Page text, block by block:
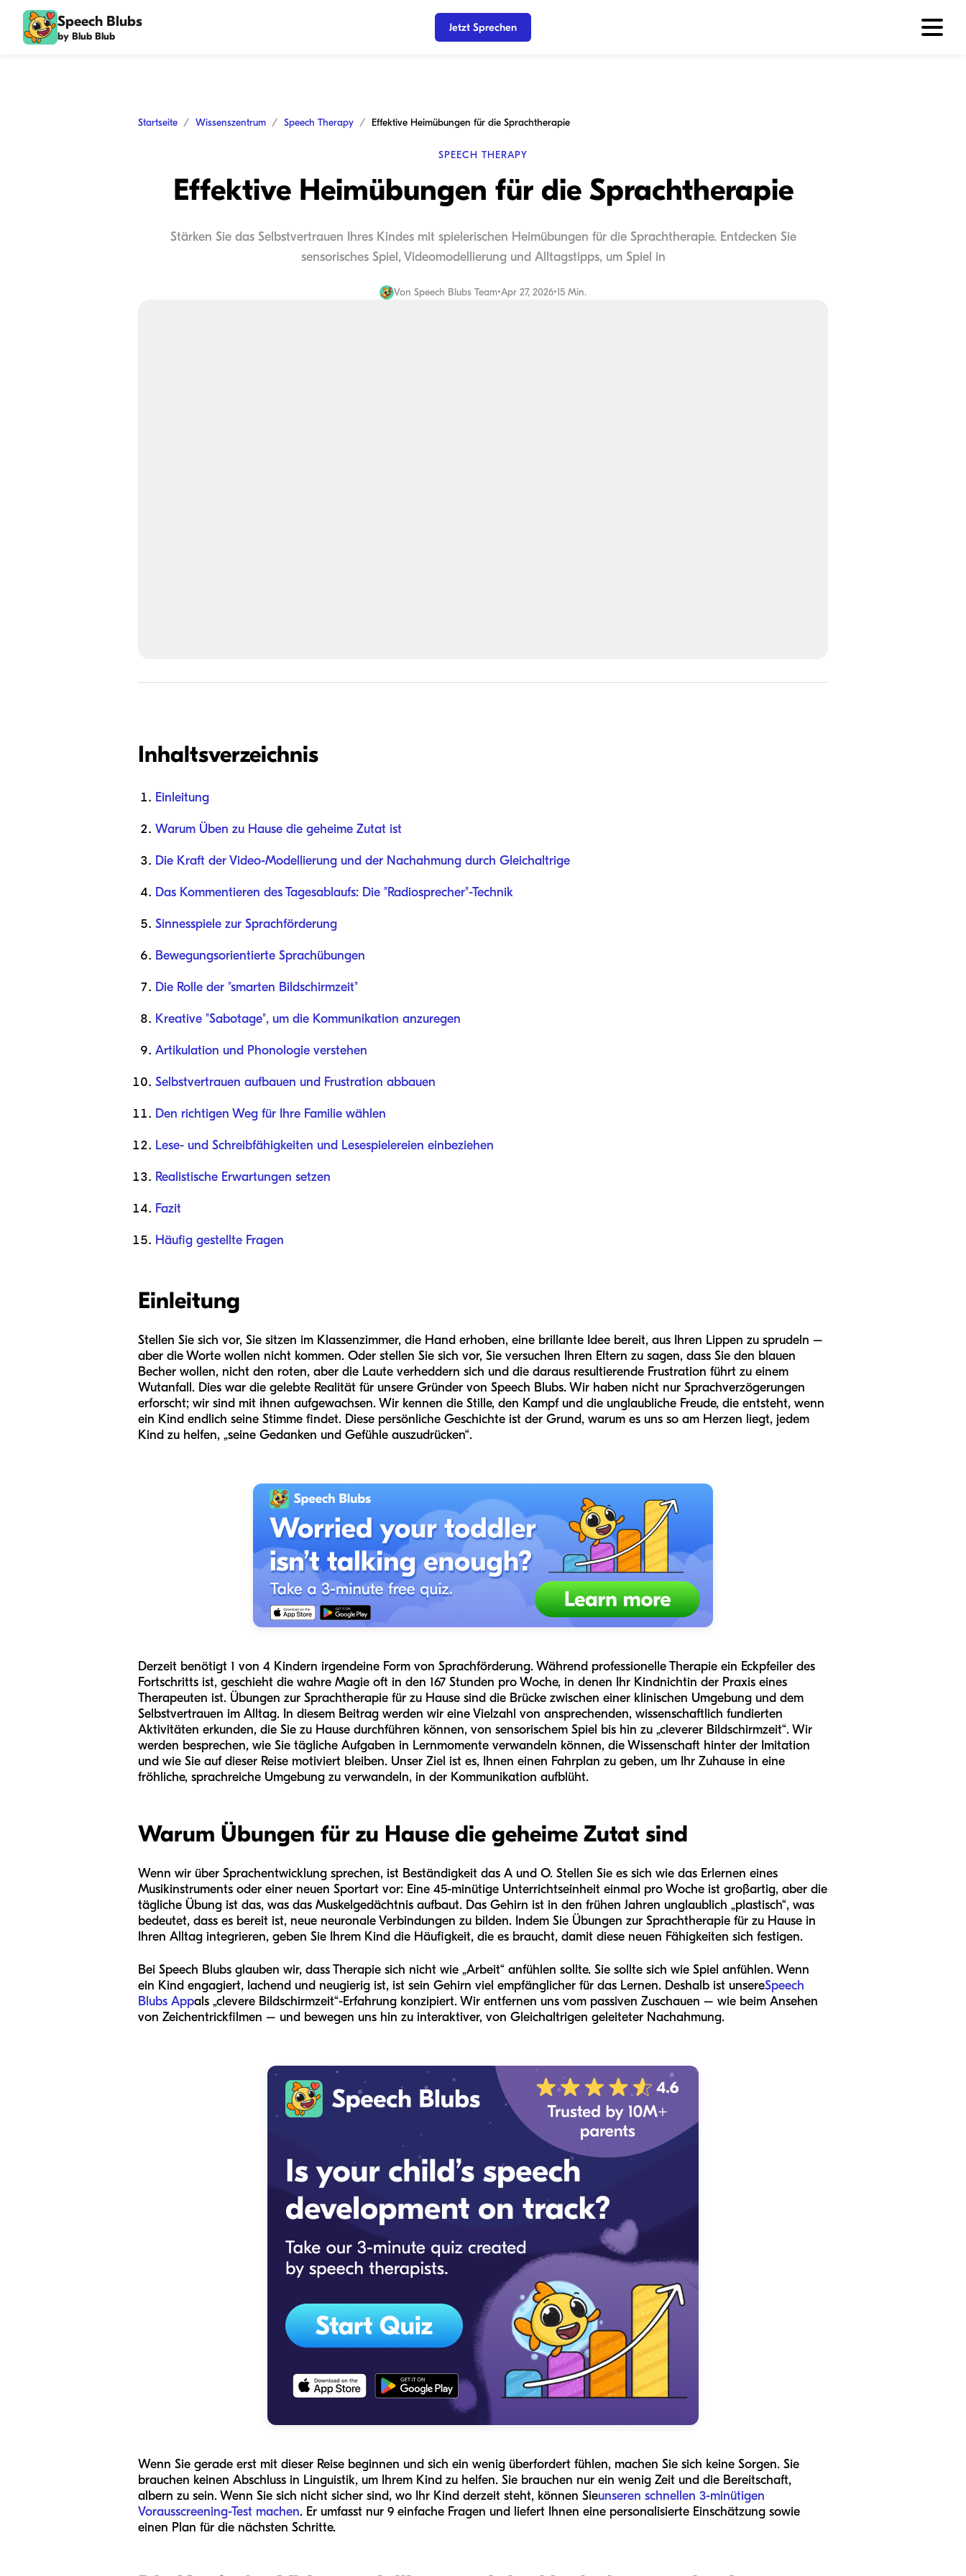
Speech Blubs
by Blub Blub
Jetzt Sprechen
Startseite Wissenszentrum Speech Therapy Effektive Heimübungen für die Sprachtherapie
SPEECH THERAPY
Effektive Heimübungen für die Sprachtherapie
Stärken Sie das Selbstvertrauen Ihres Kindes mit spielerischen Heimübungen für die Sprachtherapie. Entdecken Sie
sensorisches Spiel, Videomodellierung und Alltagstipps, um Spiel in
Von Speech Blubs Team•Apr 27, 2026•15 Min.
Inhaltsverzeichnis
Einleitung
Warum Üben zu Hause die geheime Zutat ist
Die Kraft der Video-Modellierung und der Nachahmung durch Gleichaltrige
Das Kommentieren des Tagesablaufs: Die "Radiosprecher"-Technik
Sinnesspiele zur Sprachförderung
Bewegungsorientierte Sprachübungen
Die Rolle der "smarten Bildschirmzeit"
Kreative "Sabotage", um die Kommunikation anzuregen
Artikulation und Phonologie verstehen
Selbstvertrauen aufbauen und Frustration abbauen
Den richtigen Weg für Ihre Familie wählen
Lese- und Schreibfähigkeiten und Lesespielereien einbeziehen
Realistische Erwartungen setzen
Fazit
Häufig gestellte Fragen
Einleitung
Stellen Sie sich vor, Sie sitzen im Klassenzimmer, die Hand erhoben, eine brillante Idee bereit, aus Ihren Lippen zu sprudeln –
aber die Worte wollen nicht kommen. Oder stellen Sie sich vor, Sie versuchen Ihren Eltern zu sagen, dass Sie den blauen
Becher wollen, nicht den roten, aber die Laute verheddern sich und die daraus resultierende Frustration führt zu einem
Wutanfall. Dies war die gelebte Realität für unsere Gründer von Speech Blubs. Wir haben nicht nur Sprachverzögerungen
erforscht; wir sind mit ihnen aufgewachsen. Wir kennen die Stille, den Kampf und die unglaubliche Freude, die entsteht, wenn
ein Kind endlich seine Stimme findet. Diese persönliche Geschichte ist der Grund, warum es uns so am Herzen liegt, jedem
Kind zu helfen, „seine Gedanken und Gefühle auszudrücken“.
Derzeit benötigt 1 von 4 Kindern irgendeine Form von Sprachförderung. Während professionelle Therapie ein Eckpfeiler des
Fortschritts ist, geschieht die wahre Magie oft in den 167 Stunden pro Woche, in denen Ihr Kindnichtin der Praxis eines
Therapeuten ist. Übungen zur Sprachtherapie für zu Hause sind die Brücke zwischen einer klinischen Umgebung und dem
Selbstvertrauen im Alltag. In diesem Beitrag werden wir eine Vielzahl von ansprechenden, wissenschaftlich fundierten
Aktivitäten erkunden, die Sie zu Hause durchführen können, von sensorischem Spiel bis hin zu „cleverer Bildschirmzeit“. Wir
werden besprechen, wie Sie tägliche Aufgaben in Lernmomente verwandeln können, die Wissenschaft hinter der Imitation
und wie Sie auf dieser Reise motiviert bleiben. Unser Ziel ist es, Ihnen einen Fahrplan zu geben, um Ihr Zuhause in eine
fröhliche, sprachreiche Umgebung zu verwandeln, in der Kommunikation aufblüht.
Warum Übungen für zu Hause die geheime Zutat sind
Wenn wir über Sprachentwicklung sprechen, ist Beständigkeit das A und O. Stellen Sie es sich wie das Erlernen eines
Musikinstruments oder einer neuen Sportart vor: Eine 45-minütige Unterrichtseinheit einmal pro Woche ist großartig, aber die
tägliche Übung ist das, was das Muskelgedächtnis aufbaut. Das Gehirn ist in den frühen Jahren unglaublich „plastisch“, was
bedeutet, dass es bereit ist, neue neuronale Verbindungen zu bilden. Indem Sie Übungen zur Sprachtherapie für zu Hause in
Ihren Alltag integrieren, geben Sie Ihrem Kind die Häufigkeit, die es braucht, damit diese neuen Fähigkeiten sich festigen.
Bei Speech Blubs glauben wir, dass Therapie sich nicht wie „Arbeit“ anfühlen sollte. Sie sollte sich wie Spiel anfühlen. Wenn
ein Kind engagiert, lachend und neugierig ist, ist sein Gehirn viel empfänglicher für das Lernen. Deshalb ist unsereSpeech
Blubs Appals „clevere Bildschirmzeit“-Erfahrung konzipiert. Wir entfernen uns vom passiven Zuschauen – wie beim Ansehen
von Zeichentrickfilmen – und bewegen uns hin zu interaktiver, von Gleichaltrigen geleiteter Nachahmung.
Wenn Sie gerade erst mit dieser Reise beginnen und sich ein wenig überfordert fühlen, machen Sie sich keine Sorgen. Sie
brauchen keinen Abschluss in Linguistik, um Ihrem Kind zu helfen. Sie brauchen nur ein wenig Zeit und die Bereitschaft,
albern zu sein. Wenn Sie sich nicht sicher sind, wo Ihr Kind derzeit steht, können Sieunseren schnellen 3-minütigen
Vorausscreening-Test machen. Er umfasst nur 9 einfache Fragen und liefert Ihnen eine personalisierte Einschätzung sowie
einen Plan für die nächsten Schritte.